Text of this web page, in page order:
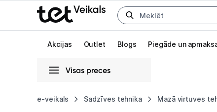
Uz kategorijam Uz galveno saturu
Akcijas Outlet Blogs Piegāde un
Visas preces
e-veikals Sadzīves tehnika Mazā virtuves